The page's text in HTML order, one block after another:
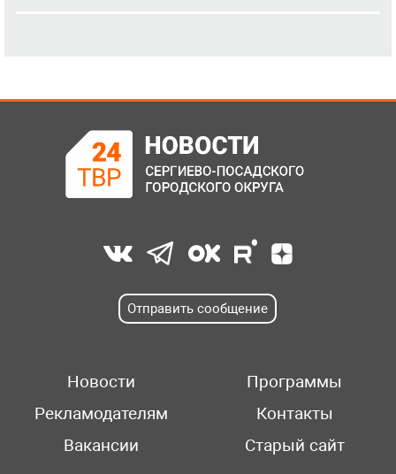
Отправить сообщение
Новости
Программы
Рекламодателям
Контакты
Вакансии
Старый сайт